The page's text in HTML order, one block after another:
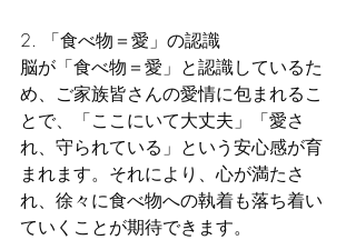
2. 「食べ物＝愛」の認識
脳が「食べ物＝愛」と認識しているた
め、ご家族皆さんの愛情に包まれるこ
とで、「ここにいて大丈夫」「愛さ
れ、守られている」という安心感が育
まれます。それにより、心が満たさ
れ、徐々に食べ物への執着も落ち着い
ていくことが期待できます。